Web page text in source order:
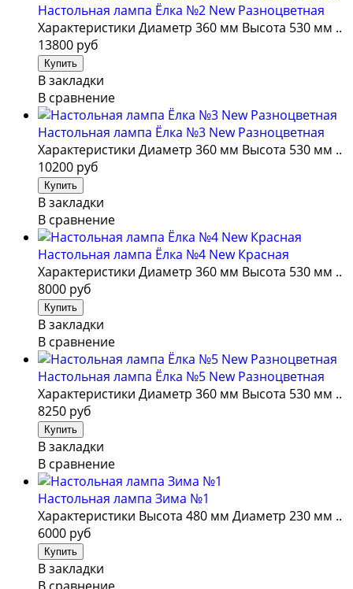
Настольная лампа Ёлка №2 New Разноцветная
Характеристики Диаметр 360 мм Высота 530 мм ..
13800 руб
В закладки
В сравнение
Настольная лампа Ёлка №3 New Разноцветная
Характеристики Диаметр 360 мм Высота 530 мм ..
10200 руб
В закладки
В сравнение
Настольная лампа Ёлка №4 New Красная
Характеристики Диаметр 360 мм Высота 530 мм ..
8000 руб
В закладки
В сравнение
Настольная лампа Ёлка №5 New Разноцветная
Характеристики Диаметр 360 мм Высота 530 мм ..
8250 руб
В закладки
В сравнение
Настольная лампа Зима №1
Характеристики Высота 480 мм Диаметр 230 мм ..
6000 руб
В закладки